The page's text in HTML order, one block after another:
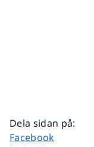
Dela sidan på:
Dela sidan på
Facebook